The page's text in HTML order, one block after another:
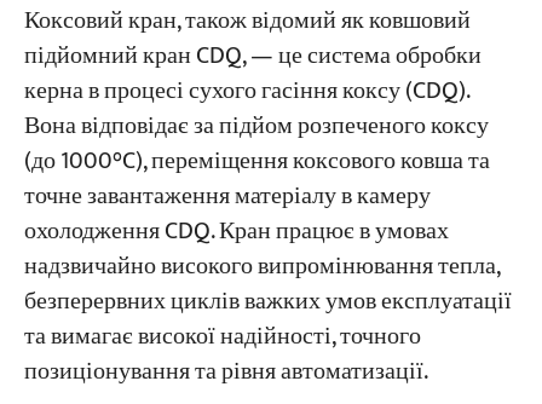
Коксовий кран, також відомий як ковшовий
підйомний кран CDQ, — це система обробки
керна в процесі сухого гасіння коксу (CDQ).
Вона відповідає за підйом розпеченого коксу
(до 1000°C), переміщення коксового ковша та
точне завантаження матеріалу в камеру
охолодження CDQ. Кран працює в умовах
надзвичайно високого випромінювання тепла,
безперервних циклів важких умов експлуатації
та вимагає високої надійності, точного
позиціонування та рівня автоматизації.